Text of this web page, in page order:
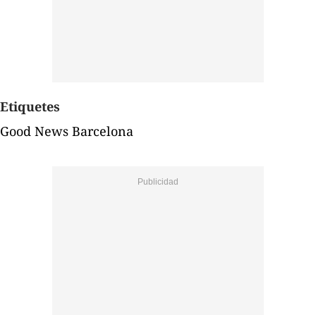
Etiquetes
Good News Barcelona